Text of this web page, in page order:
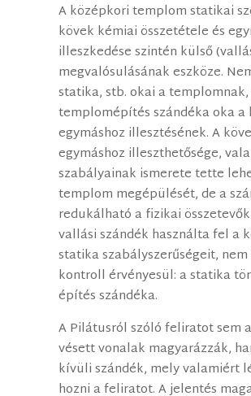
A középkori templom statikai
kövek kémiai összetétele és
illeszkedése szintén külső
megvalósulásának eszköze.
statika, stb. okai a
templomépítés szándéka oka a
egymáshoz illesztésének. A
egymáshoz illeszthetősége,
szabályainak ismerete tette
templom megépülését, de a
redukálható a fizikai
vallási szándék használta fel a
statika szabályszerűségeit,
kontroll érvényesül: a statika
építés szándéka.
A Pilátusról szóló feliratot sem
vésett vonalak magyarázzák,
kívüli szándék, mely valamiért
hozni a feliratot. A jelentés